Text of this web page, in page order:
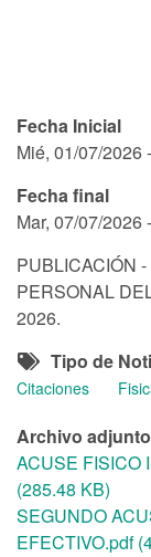
Fecha Inicial
Mié, 01/07/2026
Fecha final
Mar, 07/07/2026
PUBLICACIÓN
PERSONAL
2026.
Tipo de
Citaciones
Archivo adjunto
ACUSE FISICO
(285.48 KB)
SEGUNDO
EFECTIVO.pdf